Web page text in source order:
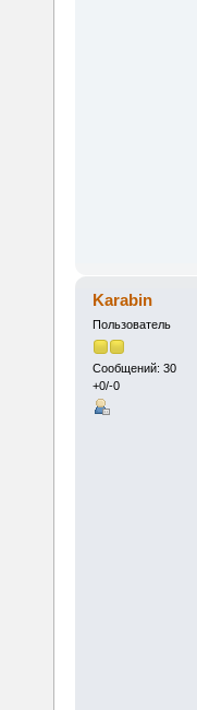
Karabin
Пользователь
Сообщений: 30
+0/-0